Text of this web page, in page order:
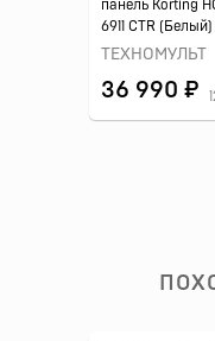
панель Korting
6911 CTR (Белый)
ТЕХНОМУЛЬТ
36 990 ₽